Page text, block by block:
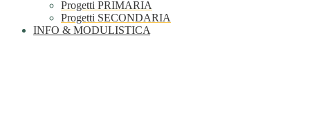
Progetti PRIMARIA
Progetti SECONDARIA
INFO & MODULISTICA